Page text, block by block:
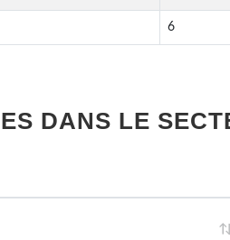
6
DANS LE